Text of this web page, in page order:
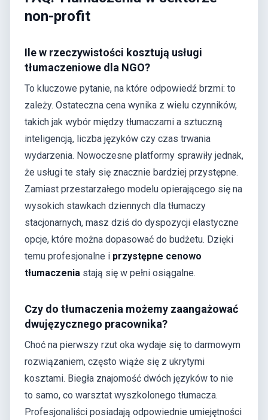
non-profit
Ile w rzeczywistości kosztują usługi
tłumaczeniowe dla NGO?
To kluczowe pytanie, na które odpowiedź brzmi: to
zależy. Ostateczna cena wynika z wielu czynników,
takich jak wybór między tłumaczami a sztuczną
inteligencją, liczba języków czy czas trwania
wydarzenia. Nowoczesne platformy sprawiły jednak,
że usługi te stały się znacznie bardziej przystępne.
Zamiast przestarzałego modelu opierającego się na
wysokich stawkach dziennych dla tłumaczy
stacjonarnych, masz dziś do dyspozycji elastyczne
opcje, które można dopasować do budżetu. Dzięki
temu profesjonalne i przystępne cenowo
tłumaczenia stają się w pełni osiągalne.
Czy do tłumaczenia możemy zaangażować
dwujęzycznego pracownika?
Choć na pierwszy rzut oka wydaje się to darmowym
rozwiązaniem, często wiąże się z ukrytymi
kosztami. Biegła znajomość dwóch języków to nie
to samo, co warsztat wyszkolonego tłumacza.
Profesjonaliści posiadają odpowiednie umiejętności